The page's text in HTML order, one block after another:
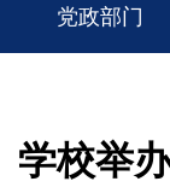
党政部门
学校举